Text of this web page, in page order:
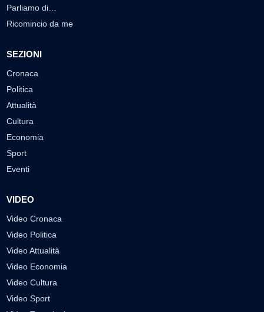
Parliamo di…
Ricomincio da me
SEZIONI
Cronaca
Politica
Attualità
Cultura
Economia
Sport
Eventi
VIDEO
Video Cronaca
Video Politica
Video Attualità
Video Economia
Video Cultura
Video Sport